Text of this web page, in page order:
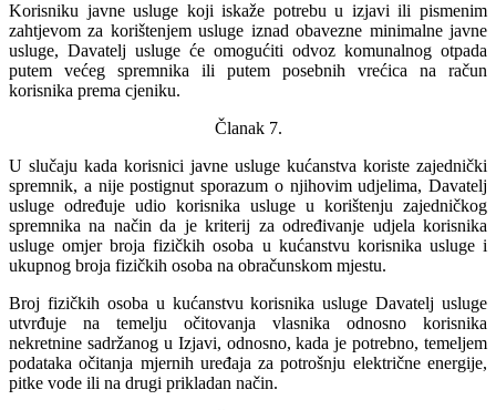
Korisniku javne usluge koji iskaže potrebu u izjavi ili pismenim
zahtjevom za korištenjem usluge iznad obavezne minimalne javne
usluge, Davatelj usluge će omogućiti odvoz komunalnog otpada
putem većeg spremnika ili putem posebnih vrećica na račun
korisnika prema cjeniku.
Članak 7.
U slučaju kada korisnici javne usluge kućanstva koriste zajednički
spremnik, a nije postignut sporazum o njihovim udjelima, Davatelj
usluge određuje udio korisnika usluge u korištenju zajedničkog
spremnika na način da je kriterij za određivanje udjela korisnika
usluge omjer broja fizičkih osoba u kućanstvu korisnika usluge i
ukupnog broja fizičkih osoba na obračunskom mjestu.
Broj fizičkih osoba u kućanstvu korisnika usluge Davatelj usluge
utvrđuje na temelju očitovanja vlasnika odnosno korisnika
nekretnine sadržanog u Izjavi, odnosno, kada je potrebno, temeljem
podataka očitanja mjernih uređaja za potrošnju električne energije,
pitke vode ili na drugi prikladan način.